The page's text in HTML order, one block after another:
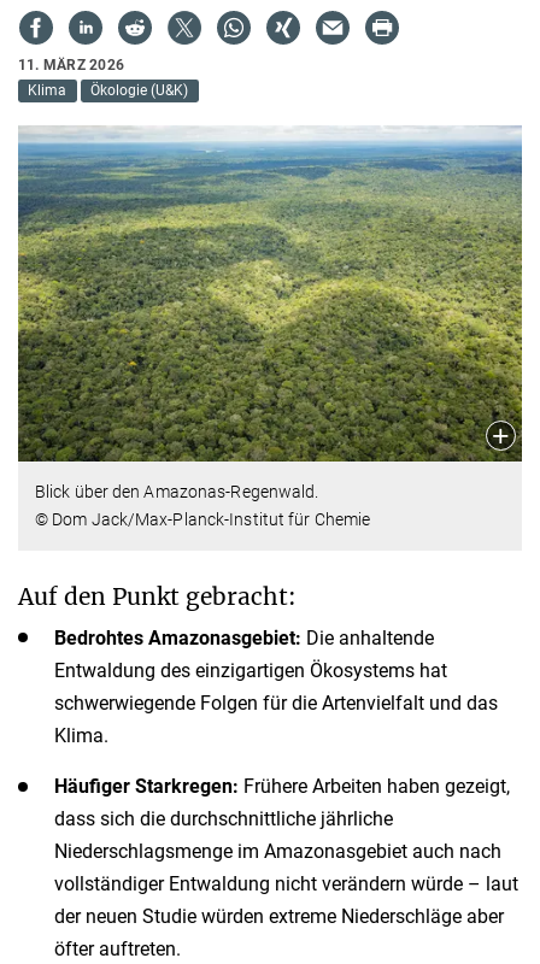
11. MÄRZ 2026
Klima
Ökologie (U&K)
Blick über den Amazonas-Regenwald.
© Dom Jack/Max-Planck-Institut für Chemie
Auf den Punkt gebracht:
Bedrohtes Amazonasgebiet: Die anhaltende
Entwaldung des einzigartigen Ökosystems hat
schwerwiegende Folgen für die Artenvielfalt und das
Klima.
Häufiger Starkregen: Frühere Arbeiten haben gezeigt,
dass sich die durchschnittliche jährliche
Niederschlagsmenge im Amazonasgebiet auch nach
vollständiger Entwaldung nicht verändern würde – laut
der neuen Studie würden extreme Niederschläge aber
öfter auftreten.